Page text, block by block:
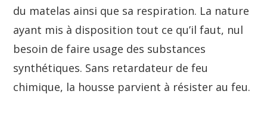
du matelas ainsi que sa respiration. La nature
ayant mis à disposition tout ce qu’il faut, nul
besoin de faire usage des substances
synthétiques. Sans retardateur de feu
chimique, la housse parvient à résister au feu.